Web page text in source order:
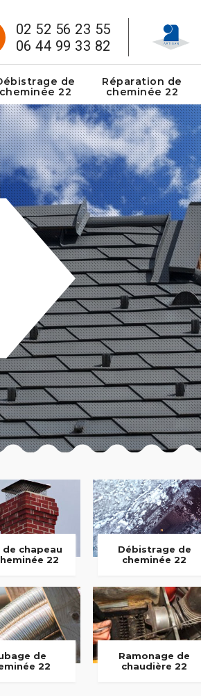
02 52 56 23 55
06 44 99 33 82
de
cheminée 22
Réparation de
cheminée 22
de chapeau
22
Débistrage de
cheminée 22
de
22
Ramonage de
chaudière 22